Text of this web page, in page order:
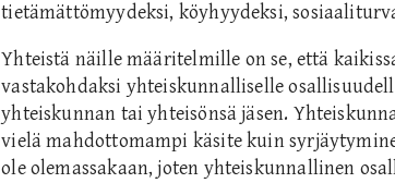
tietämättömyydeksi, köyhyydeksi,
Yhteistä näille määritelmille on se, että
vastakohdaksi yhteiskunnalliselle
yhteiskunnan tai yhteisönsä jäsen.
vielä mahdottomampi käsite kuin
ole olemassakaan, joten yhteiskunnallinen